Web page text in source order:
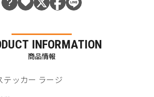
INFORMATION
商品情報
テッカー ラージ